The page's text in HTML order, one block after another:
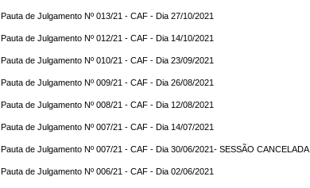
Pauta de Julgamento Nº 013/21 - CAF - Dia 27/10/2021
Pauta de Julgamento Nº 012/21 - CAF - Dia 14/10/2021
Pauta de Julgamento Nº 010/21 - CAF - Dia 23/09/2021
Pauta de Julgamento Nº 009/21 - CAF - Dia 26/08/2021
Pauta de Julgamento Nº 008/21 - CAF - Dia 12/08/2021
Pauta de Julgamento Nº 007/21 - CAF - Dia 14/07/2021
Pauta de Julgamento Nº 007/21 - CAF - Dia 30/06/2021- SESSÃO CANCELADA
Pauta de Julgamento Nº 006/21 - CAF - Dia 02/06/2021